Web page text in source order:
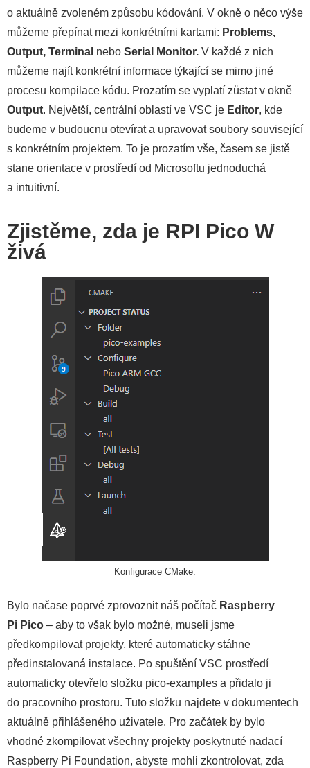
o aktuálně zvoleném způsobu kódování. V okně o něco výše
můžeme přepínat mezi konkrétními kartami: Problems,
Output, Terminal nebo Serial Monitor. V každé z nich
můžeme najít konkrétní informace týkající se mimo jiné
procesu kompilace kódu. Prozatím se vyplatí zůstat v okně
Output. Největší, centrální oblastí ve VSC je Editor, kde
budeme v budoucnu otevírat a upravovat soubory související
s konkrétním projektem. To je prozatím vše, časem se jistě
stane orientace v prostředí od Microsoftu jednoduchá
a intuitivní.
Zjistěme, zda je RPI Pico W
živá
Konfigurace CMake.
Bylo načase poprvé zprovoznit náš počítač Raspberry
Pi Pico – aby to však bylo možné, museli jsme
předkompilovat projekty, které automaticky stáhne
předinstalovaná instalace. Po spuštění VSC prostředí
automaticky otevřelo složku pico-examples a přidalo ji
do pracovního prostoru. Tuto složku najdete v dokumentech
aktuálně přihlášeného uživatele. Pro začátek by bylo
vhodné zkompilovat všechny projekty poskytnuté nadací
Raspberry Pi Foundation, abyste mohli zkontrolovat, zda